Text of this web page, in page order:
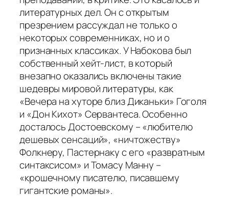
литературных дел. Он с открытым
презрением рассуждал не только о
некоторых современниках, но и о
признанных классиках. У Набокова был
собственный хейт-лист, в который
внезапно оказались включены такие
шедевры мировой литературы, как
«Вечера на хуторе близ Диканьки» Гоголя
и «Дон Кихот» Сервантеса. Особенно
досталось Достоевскому – «любителю
дешевых сенсаций», «ничтожеству»
Фолкнеру, Пастернаку с его «развратным
синтаксисом» и Томасу Манну –
«крошечному писателю, писавшему
гигантские романы».